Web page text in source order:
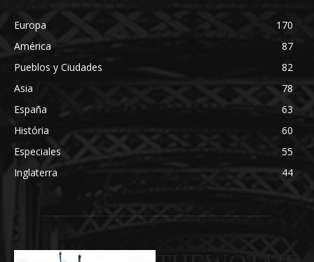
Europa
170
América
87
Pueblos y Ciudades
82
Asia
78
España
63
História
60
Especiales
55
Inglaterra
44